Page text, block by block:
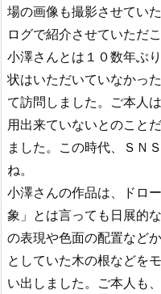
場の画像も撮影させてい
ログで紹介させていただ
小澤さんとは１０数年ぶ
状はいただいていなかっ
て訪問しました。ご本人
用出来ていないとのこと
ました。この時代、ＳＮ
ね。
小澤さんの作品は、ドロ
象」とは言っても日展的
の表現や色面の配置など
としていた木の根などを
い出しました。ご本人も